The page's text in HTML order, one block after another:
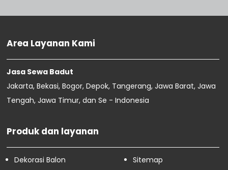
Area Layanan Kami
Jasa Sewa Badut
Jakarta, Bekasi, Bogor, Depok, Tangerang, Jawa Barat, Jawa
Tengah, Jawa Timur, dan Se - Indonesia
Produk dan layanan
Dekorasi Balon
Sitemap